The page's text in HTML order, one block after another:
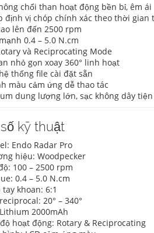
chổi than hoạt động bền bỉ, êm ái
định vị chóp chính xác theo thời gian
lên đến 2500 rpm
0.4 – 5.0 N.cm
và Reciprocating Mode
nhỏ gọn xoay 360° linh hoạt
thống file cài đặt sẵn
màu cảm ứng dễ thao tác
dung lượng lớn, sạc không dây
kỹ thuật
Endo Radar Pro
hiệu: Woodpecker
100 – 2500 rpm
0.4 – 5.0 N.cm
tay khoan: 6:1
20° – 340°
2000mAh
hoạt động: Rotary & Reciprocating